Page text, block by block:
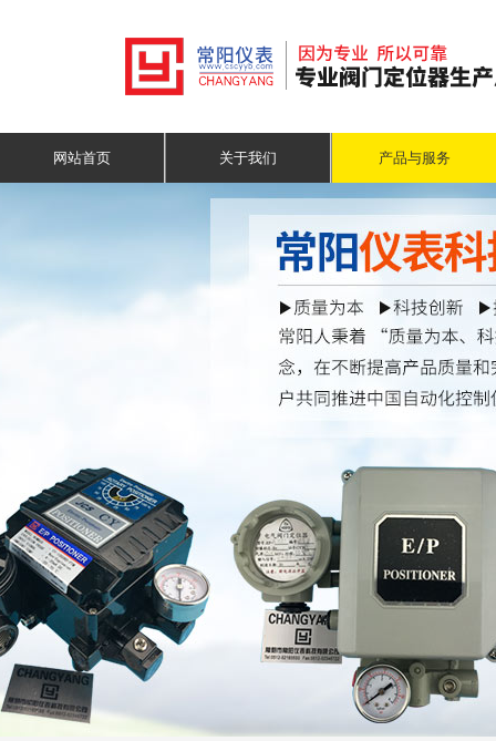
网站首页 关于我们 产品与服务